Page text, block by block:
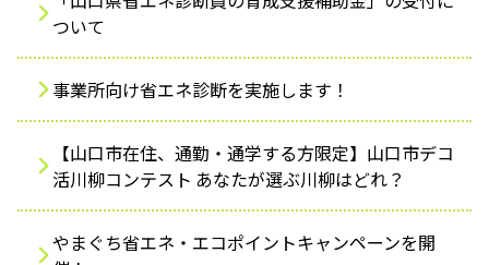
ついて
事業所向け省エネ診断を実施します！
【山口市在住、通勤・通学する方限定】山口市デコ
活川柳コンテスト あなたが選ぶ川柳はどれ？
やまぐち省エネ・エコポイントキャンペーンを開